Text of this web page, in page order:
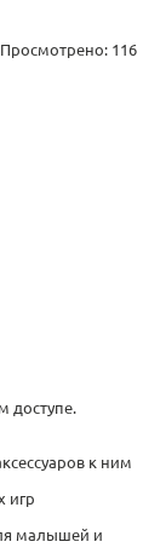
Просмотрено: 116
доступе.
к ним
игр
малышей и